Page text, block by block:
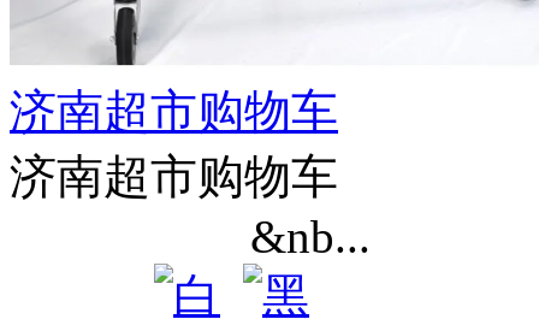
济南超市购物车
济南超市购物车
&nb...